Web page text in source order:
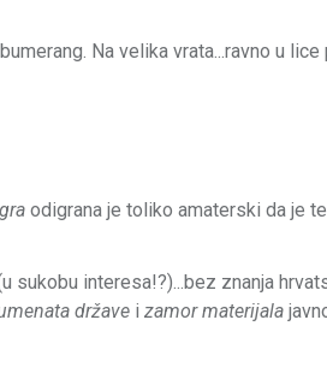
Na velika vrata...ravno u lice
odigrana je toliko amaterski da je
sukobu interesa!?)...bez znanja
države i zamor materijala